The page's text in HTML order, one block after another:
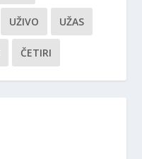
UŽIVO UŽAS
ČETIRI